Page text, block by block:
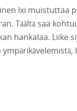
Ixi muistuttaa
Täältä saa
hankalaa. Liike